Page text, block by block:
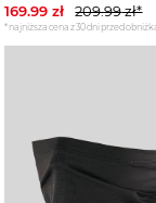
169.99 zł 209.99zł*
*najniższa cena z 30 dni przed